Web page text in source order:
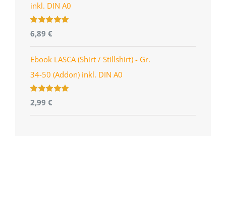
inkl. DIN A0
Bewertet
mit 5.00
5
6,89 €
Ebook LASCA (Shirt / Stillshirt) - Gr.
34-50 (Addon) inkl. DIN A0
Bewertet
mit 5.00
5
2,99 €